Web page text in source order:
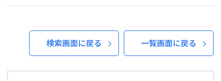
検索画面に戻る 一覧画面に戻る